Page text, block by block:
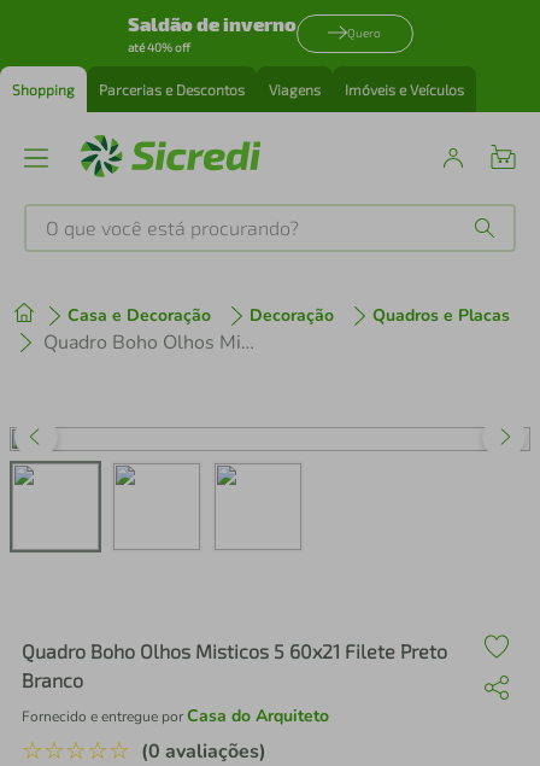
Saldão de inverno
até 40% off
Quero
Shopping Parcerias e Descontos Viagens Imóveis e Veículos
O que você está procurando?
Casa e Decoração Decoração Quadros e Placas
Quadro Boho Olhos Misticos 5 60x21 Filete Preto Branco
Quadro Boho Olhos Misticos 5 60x21 Filete Preto
Branco
Fornecido e entregue porCasa do Arquiteto
☆☆☆☆☆ (0 avaliações)
1º tenis
perfume